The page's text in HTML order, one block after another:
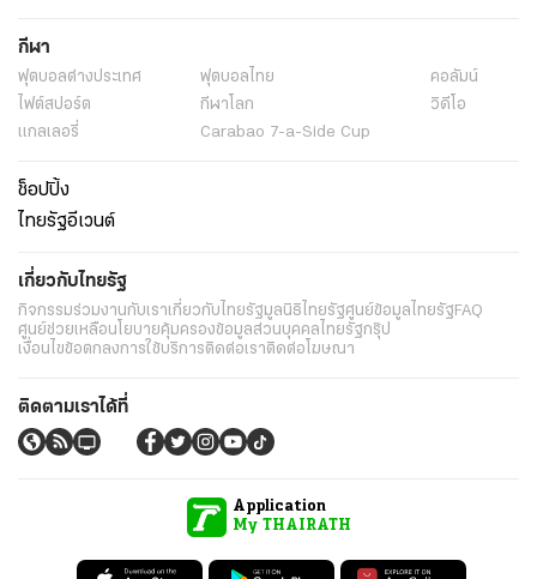
กีฬา
ฟุตบอลต่่างประเทศ ฟุตบอลไทย
คอลัมน์
ไฟต์สปอร์ต
กีฬาโลก
วิดีโอ
แกลเลอรี่
Carabao 7-a-Side Cup
ช็อปปิ้ง
ไทยรัฐอีเวนต์
เกี่ยวกับไทยรัฐ
กิจกรรมร่วมงานกับเราเกี่ยวกับไทยรัฐมูลนิธิไทยรัฐศูนย์ข้อมูลไทยรัฐFAQ
ศูนย์ช่วยเหลือนโยบายคุ้มครองข้อมูลส่วนบุคคลไทยรัฐกรุ๊ป
เงื่อนไขข้อตกลงการใช้บริการติดต่อเราติดต่อโฆษณา
ติดตามเราได้ที่
Application
My THAIRATH